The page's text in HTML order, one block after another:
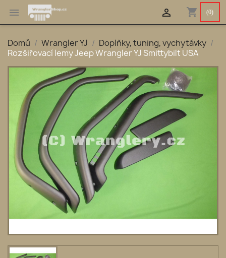
 shopping_cart (0)

Domů Wrangler YJ
Doplňky, tuning, vychytávky
Rozšiřovací lemy Jeep Wrangler YJ Smittybilt USA